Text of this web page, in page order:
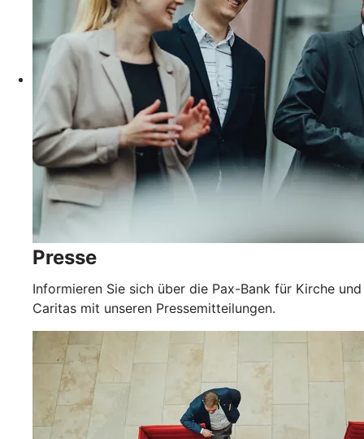
Presse
Informieren Sie sich über die Pax-Bank für Kirche und
Caritas mit unseren Pressemitteilungen.